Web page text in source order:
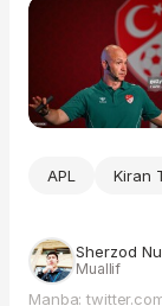
APL Kiran
Sherzod
Muallif
Manba: